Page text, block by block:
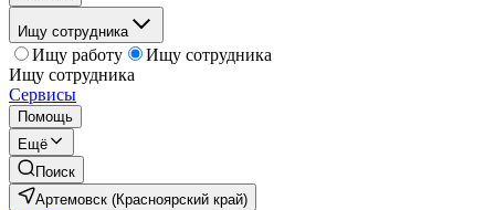
Ищу сотрудника
Ищу работу
Ищу сотрудника
Ищу сотрудника
Сервисы
Помощь
Ещё
Поиск
Артемовск (Красноярский край)